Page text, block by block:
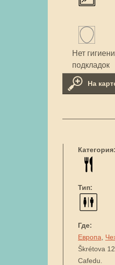
Нет
подкладок
На
Категория:
Тип:
Где:
Европа
Škrétova
Cafedu.